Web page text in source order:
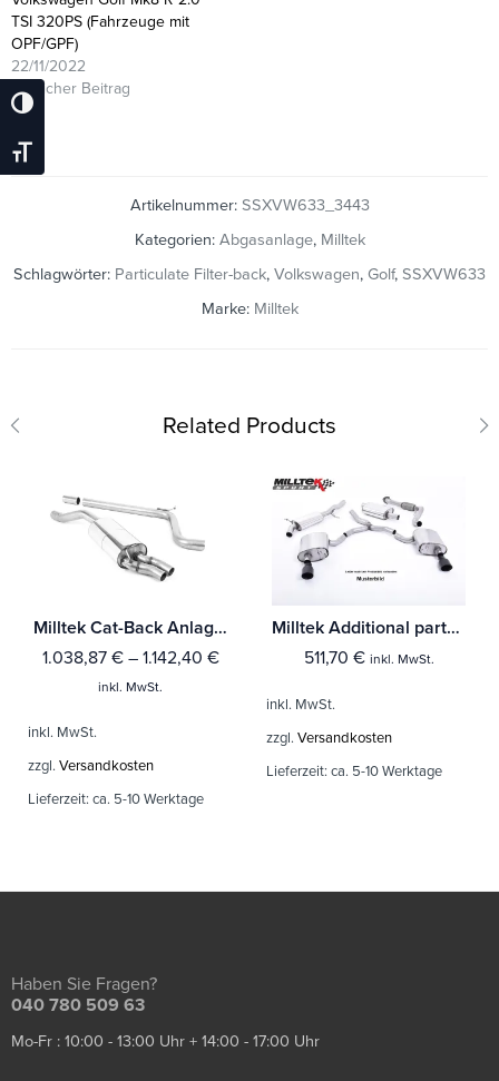
Umschalten Auf Hohe Kontraste
Schrift Vergrößern
TSI 320PS (Fahrzeuge mit
OPF/GPF)
22/11/2022
Ähnlicher Beitrag
Artikelnummer: SSXVW633_3443
Kategorien: Abgasanlage, Milltek
Schlagwörter: Particulate Filter-back, Volkswagen, Golf, SSXVW633
Marke: Milltek
Related Products
Milltek Cat-Back Anlage Audi A1 40TFSI 5-Türer 2.0 (200PS) mit OPF/GPF Mit TÜV / ECE Zulassung!
1.038,87 €– 1.142,40 €
inkl. MwSt.
inkl. MwSt.
zzgl. Versandkosten
Lieferzeit: ca. 5-10 Werktage
Milltek Additional parts Audi A3 2.0T FSI 2WD 3-Türer
511,70 € inkl. MwSt.
inkl. MwSt.
zzgl. Versandkosten
Lieferzeit: ca. 5-10 Werktage
Haben Sie Fragen?
040 780 509 63
Mo-Fr : 10:00 - 13:00 Uhr + 14:00 - 17:00 Uhr